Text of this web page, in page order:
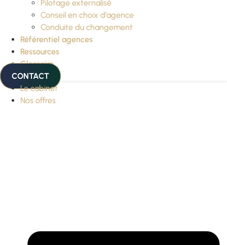
Pilotage externalisé
Conseil en choix d’agence
Conduite du changement
Référentiel agences
Ressources
Glossaire
CONTACT
Le cabinet
Nos offres